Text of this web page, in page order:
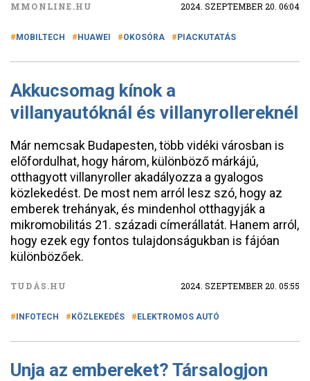
MMONLINE.HU 2024. SZEPTEMBER 20. 06:04
MOBILTECH HUAWEI OKOSÓRA PIACKUTATÁS
Akkucsomag kínok a
villanyautóknál és villanyrollereknél
Már nemcsak Budapesten, több vidéki városban is
előfordulhat, hogy három, különböző márkájú,
otthagyott villanyroller akadályozza a gyalogos
közlekedést. De most nem arról lesz szó, hogy az
emberek trehányak, és mindenhol otthagyják a
mikromobilitás 21. századi címerállatát. Hanem arról,
hogy ezek egy fontos tulajdonságukban is fájóan
különbözőek.
TUDÁS.HU 2024. SZEPTEMBER 20. 05:55
INFOTECH KÖZLEKEDÉS ELEKTROMOS AUTÓ
Unja az embereket? Társalogjon